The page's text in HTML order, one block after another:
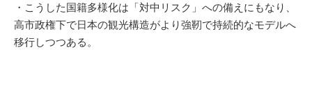
・こうした国籍多様化は「対中リスク」への備えにもなり、
高市政権下で日本の観光構造がより強靭で持続的なモデルへ
移行しつつある。